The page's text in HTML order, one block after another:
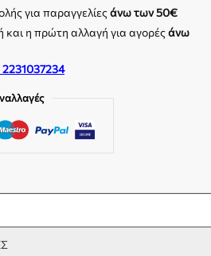
για παραγγελίεςάνω των 50€
η πρώτη αλλαγή για αγορέςάνω